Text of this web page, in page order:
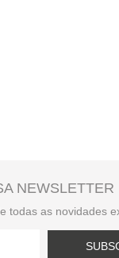
NEWSLETTER
todas as novidades